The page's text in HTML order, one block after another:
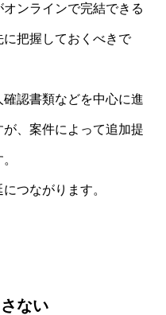
ンラインで完結できる
把握しておくべきで
認書類などを中心に進
、案件によって追加提
つながります。
ない